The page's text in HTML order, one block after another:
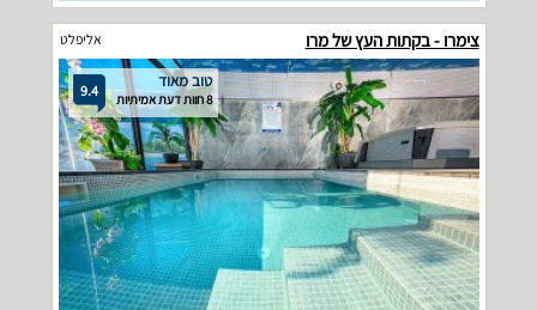
צימרו - בקתות העץ של מרו אליפלט
9.4 טוב מאוד
8 חוות דעת אמיתיות